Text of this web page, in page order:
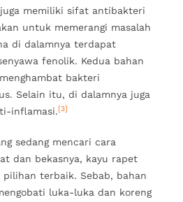
memiliki sifat antibakteri
untuk memerangi masalah
di dalamnya terdapat
fenolik. Kedua bahan
bakteri
Selain itu, di dalamnya juga
inflamasi.[3]
sedang mencari cara
dan bekasnya, kayu rapet
terbaik. Sebab, bahan
luka-luka dan koreng